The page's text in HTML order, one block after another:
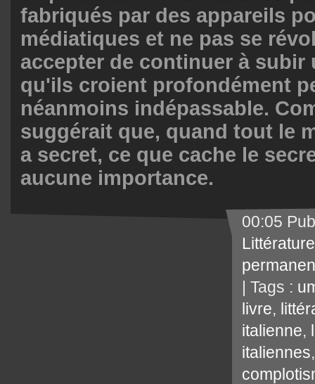
fabriqués par des appareils
médiatiques et ne pas se
accepter de continuer à subir
qu'ils croient profondément
néanmoins indépassable.
suggérait que, quand tout le
a secret, ce que cache le
aucune importance.
00:05
Littérature
| Tags :
livre,
italienne,
italiennes